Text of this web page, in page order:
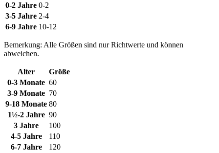
0-2 Jahre 0-2
3-5 Jahre 2-4
6-9 Jahre 10-12
Bemerkung: Alle Größen sind nur Richtwerte und können
abweichen.
Alter
Größe
0-3 Monate 60
3-9 Monate 70
9-18 Monate 80
1½-2 Jahre 90
3 Jahre
100
4-5 Jahre
110
6-7 Jahre
120